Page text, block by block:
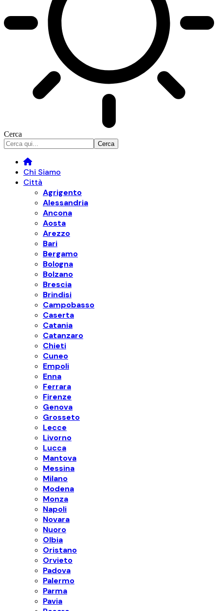
Cerca
Chi Siamo
Città
Agrigento
Alessandria
Ancona
Aosta
Arezzo
Bari
Bergamo
Bologna
Bolzano
Brescia
Brindisi
Campobasso
Caserta
Catania
Catanzaro
Chieti
Cuneo
Empoli
Enna
Ferrara
Firenze
Genova
Grosseto
Lecce
Livorno
Lucca
Mantova
Messina
Milano
Modena
Monza
Napoli
Novara
Nuoro
Olbia
Oristano
Orvieto
Padova
Palermo
Parma
Pavia